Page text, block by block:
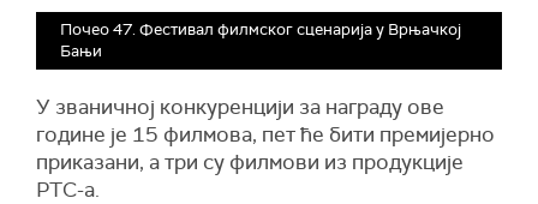
Почео 47. Фестивал филмског сценарија у Врњачкој
Бањи
У званичној конкуренцији за награду ове
године је 15 филмова, пет ће бити премијерно
приказани, а три су филмови из продукције
РТС-а.